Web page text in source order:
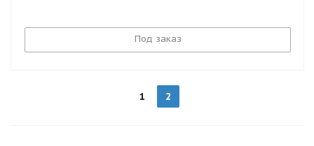
Под заказ
1 2